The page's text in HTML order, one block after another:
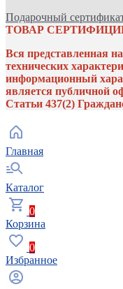
Подарочный
ТОВАР
Вся представленная
технических
информационный
является публичной
Статьи 437(2)
Главная
Каталог
0
Корзина
0
Избранное